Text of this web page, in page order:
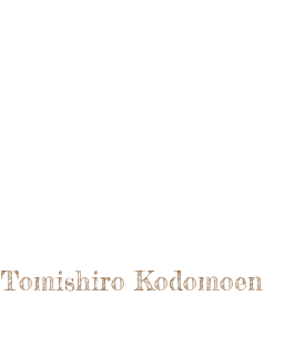
Tomishiro Kodomoen